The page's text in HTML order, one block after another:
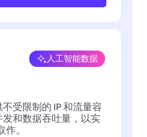
人工智能数据
受限制的 IP 和流量容
和数据吞吐量，以实
。